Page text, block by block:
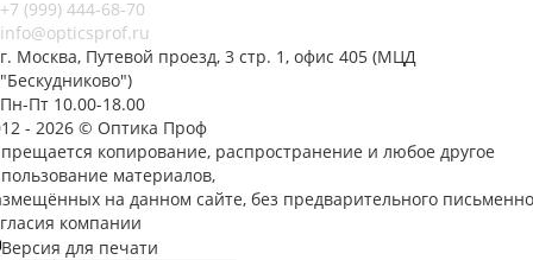
+7 (999) 444-68-70
info@opticsprof.ru
г. Москва, Путевой проезд, 3 стр. 1, офис 405 (МЦД
"Бескудниково")
Пн-Пт 10.00-18.00
- 2026 © Оптика Проф
копирование, распространение и любое другое
материалов,
на данном сайте, без предварительного
компании
Версия для печати